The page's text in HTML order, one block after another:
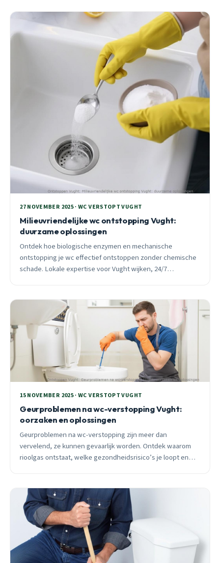
27 NOVEMBER 2025 · WC VERSTOPT VUGHT
Milieuvriendelijke wc ontstopping Vught:
duurzame oplossingen
Ontdek hoe biologische enzymen en mechanische
ontstopping je wc effectief ontstoppen zonder chemische
schade. Lokale expertise voor Vught wijken, 24/7
15 NOVEMBER 2025 · WC VERSTOPT VUGHT
Geurproblemen na wc-verstopping Vught:
oorzaken en oplossingen
Geurproblemen na wc-verstopping zijn meer dan
vervelend, ze kunnen gevaarlijk worden. Ontdek waarom
rioolgas ontstaat, welke gezondheidsrisico’s je loopt en